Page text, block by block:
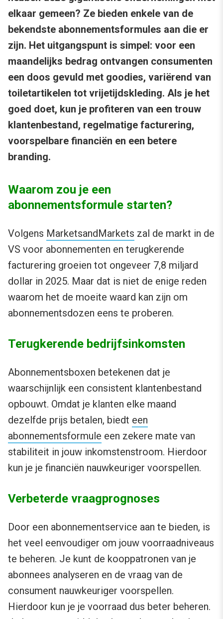
elkaar gemeen? Ze bieden enkele van de
bekendste abonnementsformules aan die er
zijn. Het uitgangspunt is simpel: voor een
maandelijks bedrag ontvangen consumenten
een doos gevuld met goodies, variërend van
toiletartikelen tot vrijetijdskleding. Als je het
goed doet, kun je profiteren van een trouw
klantenbestand, regelmatige facturering,
voorspelbare financiën en een betere
branding.
Waarom zou je een
abonnementsformule starten?
Volgens MarketsandMarkets zal de markt in de
VS voor abonnementen en terugkerende
facturering groeien tot ongeveer 7,8 miljard
dollar in 2025. Maar dat is niet de enige reden
waarom het de moeite waard kan zijn om
abonnementsdozen eens te proberen.
Terugkerende bedrijfsinkomsten
Abonnementsboxen betekenen dat je
waarschijnlijk een consistent klantenbestand
opbouwt. Omdat je klanten elke maand
dezelfde prijs betalen, biedt een
abonnementsformule een zekere mate van
stabiliteit in jouw inkomstenstroom. Hierdoor
kun je je financiën nauwkeuriger voorspellen.
Verbeterde vraagprognoses
Door een abonnementservice aan te bieden, is
het veel eenvoudiger om jouw voorraadniveaus
te beheren. Je kunt de kooppatronen van je
abonnees analyseren en de vraag van de
consument nauwkeuriger voorspellen.
Hierdoor kun je je voorraad dus beter beheren.